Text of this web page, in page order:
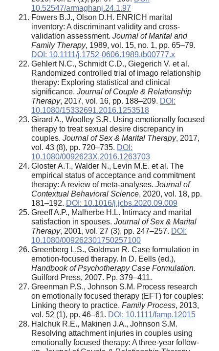
10.52547/armaghanj.24.1.97
Fowers B.J., Olson D.H. ENRICH marital
inventory: A discriminant validity and cross‐
validation assessment. Journal of Marital and
Family Therapy, 1989, vol. 15, no. 1, pp. 65–79.
DOI: 10.1111/j.1752-0606.1989.tb00777.x
Gehlert N.C., Schmidt C.D., Giegerich V. et al.
Randomized controlled trial of imago relationship
therapy: Exploring statistical and clinical
significance. Journal of Couple & Relationship
Therapy, 2017, vol. 16, pp. 188–209. DOI:
10.1080/15332691.2016.1253518
Girard A., Woolley S.R. Using emotionally focused
therapy to treat sexual desire discrepancy in
couples. Journal of Sex & Marital Therapy, 2017,
vol. 43 (8), pp. 720–735. DOI:
10.1080/0092623X.2016.1263703
Gloster A.T., Walder N., Levin M.E. et al. The
empirical status of acceptance and commitment
therapy: A review of meta-analyses. Journal of
Contextual Behavioral Science, 2020, vol. 18, pp.
181–192. DOI: 10.1016/j.jcbs.2020.09.009
Greeff A.P., Malherbe H.L. Intimacy and marital
satisfaction in spouses. Journal of Sex & Marital
Therapy, 2001, vol. 27 (3), pp. 247–257. DOI:
10.1080/009262301750257100
Greenberg L.S., Goldman R. Case formulation in
emotion-focused therapy. In D. Eells (ed.),
Handbook of Psychotherapy Case Formulation.
Guilford Press, 2007. Pp. 379–411.
Greenman P.S., Johnson S.M. Process research
on emotionally focused therapy (EFT) for couples:
Linking theory to practice. Family Process, 2013,
vol. 52 (1), pp. 46–61. DOI: 10.1111/famp.12015
Halchuk R.E., Makinen J.A., Johnson S.M.
Resolving attachment injuries in couples using
emotionally focused therapy: A three-year follow-